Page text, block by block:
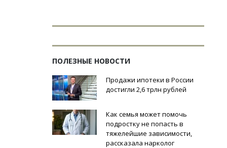
ПОЛЕЗНЫЕ НОВОСТИ
Продажи ипотеки в России
достигли 2,6 трлн рублей
Как семья может помочь
подростку не попасть в
тяжелейшие зависимости,
рассказала нарколог